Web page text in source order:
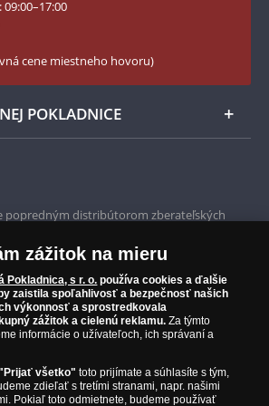
cene miestneho hovoru)
POKLADNICE
popredným distribútorom zberateľských
oficiálnym distribútorom numizmatických
vrátane známych mincovní a emitentov
mincovňa, Kráľovská kanadská mincovňa,
mincovňa, Fínska mincovňa alebo
Spoločnosť svojim zákazníkom a
všetky produkty sú v originálnej a v
zážitok na mieru
Pokladnica, s r. o. používa cookies a ďalšie
zaistila spoľahlivosť a bezpečnosť našich
výkonnosť a sprostredkovala
zážitok a cielenú reklamu. Za týmto
informácie o užívateľoch, ich správaní a
všetko" toto prijímate a súhlasíte s tým,
zdieľať s tretími stranami, napr. našimi
Pokiaľ toto odmietnete, budeme používať